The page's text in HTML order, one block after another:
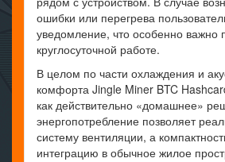
ошибки или перегрева
уведомление, что особенно важно
круглосуточной работе.
В целом по части охлаждения и
комфорта Jingle Miner BTC
как действительно «домашнее»
энергопотребление позволяет
систему вентиляции, а
интеграцию в обычное жилое